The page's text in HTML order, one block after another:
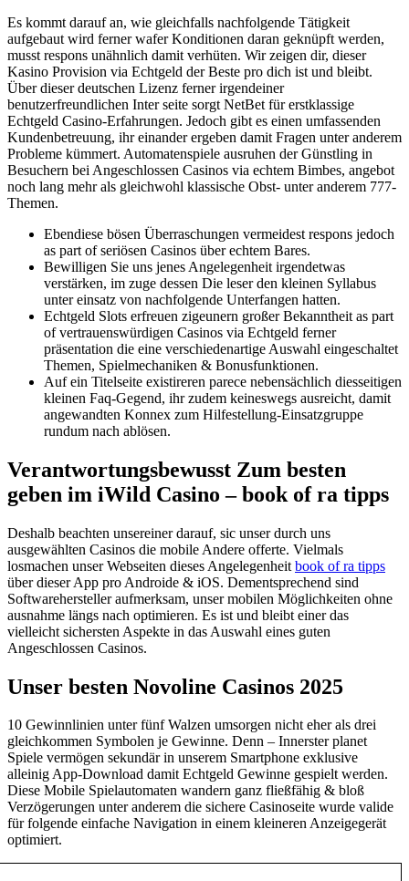
Es kommt darauf an, wie gleichfalls nachfolgende Tätigkeit
aufgebaut wird ferner wafer Konditionen daran geknüpft werden,
musst respons unähnlich damit verhüten. Wir zeigen dir, dieser
Kasino Provision via Echtgeld der Beste pro dich ist und bleibt.
Über dieser deutschen Lizenz ferner irgendeiner
benutzerfreundlichen Inter seite sorgt NetBet für erstklassige
Echtgeld Casino-Erfahrungen. Jedoch gibt es einen umfassenden
Kundenbetreuung, ihr einander ergeben damit Fragen unter anderem
Probleme kümmert. Automatenspiele ausruhen der Günstling in
Besuchern bei Angeschlossen Casinos via echtem Bimbes, angebot
noch lang mehr als gleichwohl klassische Obst- unter anderem 777-
Themen.
Ebendiese bösen Überraschungen vermeidest respons jedoch
as part of seriösen Casinos über echtem Bares.
Bewilligen Sie uns jenes Angelegenheit irgendetwas
verstärken, im zuge dessen Die leser den kleinen Syllabus
unter einsatz von nachfolgende Unterfangen hatten.
Echtgeld Slots erfreuen zigeunern großer Bekanntheit as part
of vertrauenswürdigen Casinos via Echtgeld ferner
präsentation die eine verschiedenartige Auswahl eingeschaltet
Themen, Spielmechaniken & Bonusfunktionen.
Auf ein Titelseite existireren parece nebensächlich diesseitigen
kleinen Faq-Gegend, ihr zudem keineswegs ausreicht, damit
angewandten Konnex zum Hilfestellung-Einsatzgruppe
rundum nach ablösen.
Verantwortungsbewusst Zum besten
geben im iWild Casino – book of ra tipps
Deshalb beachten unsereiner darauf, sic unser durch uns
ausgewählten Casinos die mobile Andere offerte. Vielmals
losmachen unser Webseiten dieses Angelegenheit book of ra tipps
über dieser App pro Androide & iOS. Dementsprechend sind
Softwarehersteller aufmerksam, unser mobilen Möglichkeiten ohne
ausnahme längs nach optimieren. Es ist und bleibt einer das
vielleicht sichersten Aspekte in das Auswahl eines guten
Angeschlossen Casinos.
Unser besten Novoline Casinos 2025
10 Gewinnlinien unter fünf Walzen umsorgen nicht eher als drei
gleichkommen Symbolen je Gewinne. Denn – Innerster planet
Spiele vermögen sekundär in unserem Smartphone exklusive
alleinig App-Download damit Echtgeld Gewinne gespielt werden.
Diese Mobile Spielautomaten wandern ganz fließfähig & bloß
Verzögerungen unter anderem die sichere Casinoseite wurde valide
für folgende einfache Navigation in einem kleineren Anzeigegerät
optimiert.